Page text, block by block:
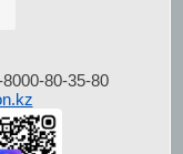
80-35-80